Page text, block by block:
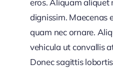
eros. Aliquam aliquet
dignissim. Maecenas
quam nec ornare.
vehicula ut convallis
Donec sagittis